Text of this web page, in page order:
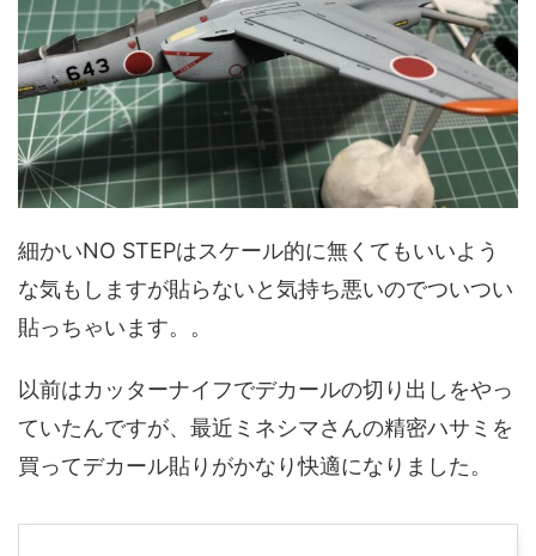
細かいNO STEPはスケール的に無くてもいいよう
な気もしますが貼らないと気持ち悪いのでついつい
貼っちゃいます。。
以前はカッターナイフでデカールの切り出しをやっ
ていたんですが、最近ミネシマさんの精密ハサミを
買ってデカール貼りがかなり快適になりました。